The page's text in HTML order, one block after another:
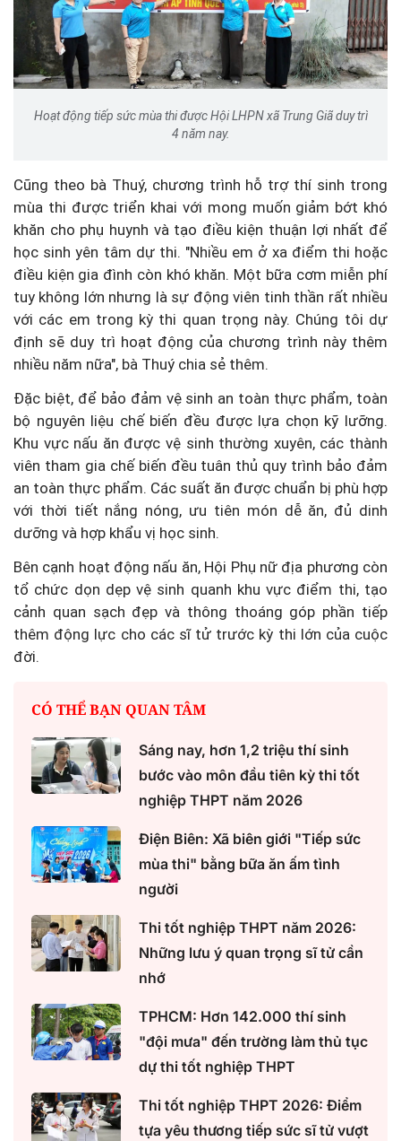
Hoạt động tiếp sức mùa thi được Hội LHPN xã Trung Giã duy trì
4 năm nay.
Cũng theo bà Thuý, chương trình hỗ trợ thí sinh trong
mùa thi được triển khai với mong muốn giảm bớt khó
khăn cho phụ huynh và tạo điều kiện thuận lợi nhất để
học sinh yên tâm dự thi. "Nhiều em ở xa điểm thi hoặc
điều kiện gia đình còn khó khăn. Một bữa cơm miễn phí
tuy không lớn nhưng là sự động viên tinh thần rất nhiều
với các em trong kỳ thi quan trọng này. Chúng tôi dự
định sẽ duy trì hoạt động của chương trình này thêm
nhiều năm nữa", bà Thuý chia sẻ thêm.
Đặc biệt, để bảo đảm vệ sinh an toàn thực phẩm, toàn
bộ nguyên liệu chế biến đều được lựa chọn kỹ lưỡng.
Khu vực nấu ăn được vệ sinh thường xuyên, các thành
viên tham gia chế biến đều tuân thủ quy trình bảo đảm
an toàn thực phẩm. Các suất ăn được chuẩn bị phù hợp
với thời tiết nắng nóng, ưu tiên món dễ ăn, đủ dinh
dưỡng và hợp khẩu vị học sinh.
Bên cạnh hoạt động nấu ăn, Hội Phụ nữ địa phương còn
tổ chức dọn dẹp vệ sinh quanh khu vực điểm thi, tạo
cảnh quan sạch đẹp và thông thoáng góp phần tiếp
thêm động lực cho các sĩ tử trước kỳ thi lớn của cuộc
đời.
CÓ THỂ BẠN QUAN TÂM
Sáng nay, hơn 1,2 triệu thí sinh
bước vào môn đầu tiên kỳ thi tốt
nghiệp THPT năm 2026
Điện Biên: Xã biên giới "Tiếp sức
mùa thi" bằng bữa ăn ấm tình
người
Thi tốt nghiệp THPT năm 2026:
Những lưu ý quan trọng sĩ tử cần
nhớ
TPHCM: Hơn 142.000 thí sinh
"đội mưa" đến trường làm thủ tục
dự thi tốt nghiệp THPT
Thi tốt nghiệp THPT 2026: Điểm
tựa yêu thương tiếp sức sĩ tử vượt